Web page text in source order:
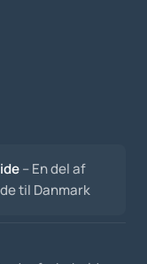
– En del af
til Danmark